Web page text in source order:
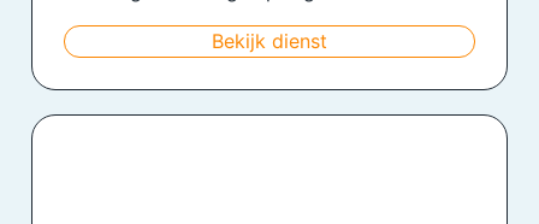
Bekijk dienst